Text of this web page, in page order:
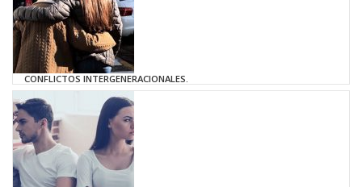
CONFLICTOS INTERGENERACIONALES.